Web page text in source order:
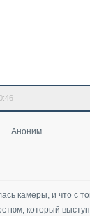
Аноним
камеры, и что с
который